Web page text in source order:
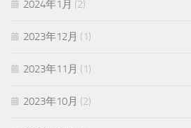
2024年1月 (2)
2023年12月 (1)
2023年11月 (1)
2023年10月 (2)